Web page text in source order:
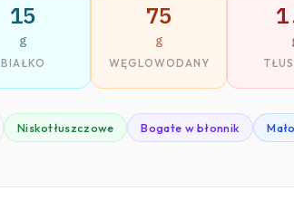
15
g
BIAŁKO
75
g
WĘGLOWODANY
Niskotłuszczowe Bogate w błonnik